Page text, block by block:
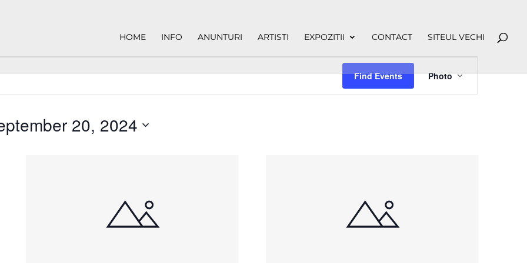
HOME INFO ANUNTURI ARTISTI EXPOZITII CONTACT SITEUL VECHI
Find Events Views
Navigation
Photo
20, 2024